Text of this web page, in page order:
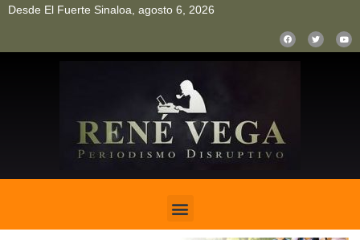
Desde El Fuerte Sinaloa, agosto 6, 2026